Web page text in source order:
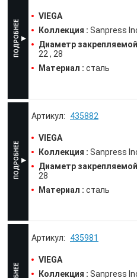
VIEGA
Коллекция : Sanpress
Диаметр
22
28
Материал : сталь
435882
VIEGA
Коллекция : Sanpress
Диаметр
28
Материал : сталь
435981
VIEGA
Коллекция : Sanpress